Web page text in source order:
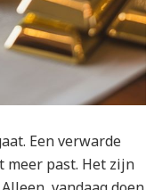
Een verwarde
meer past. Het zijn